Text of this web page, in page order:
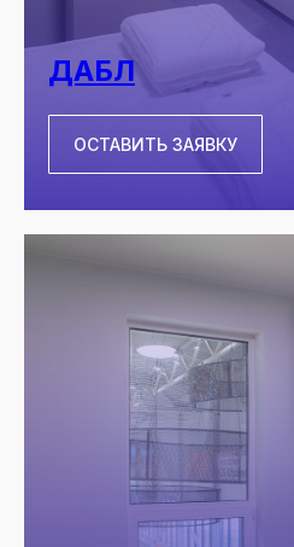
ДАБЛ
ОСТАВИТЬ ЗАЯВКУ